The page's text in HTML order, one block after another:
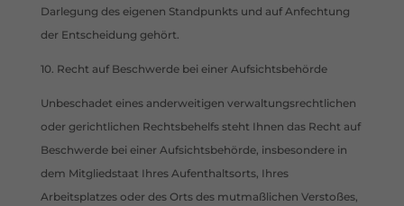
Darlegung des eigenen Standpunkts und auf Anfechtung
der Entscheidung gehört.
10. Recht auf Beschwerde bei einer Aufsichtsbehörde
Unbeschadet eines anderweitigen verwaltungsrechtlichen
oder gerichtlichen Rechtsbehelfs steht Ihnen das Recht auf
Beschwerde bei einer Aufsichtsbehörde, insbesondere in
dem Mitgliedstaat Ihres Aufenthaltsorts, Ihres
Arbeitsplatzes oder des Orts des mutmaßlichen Verstoßes,